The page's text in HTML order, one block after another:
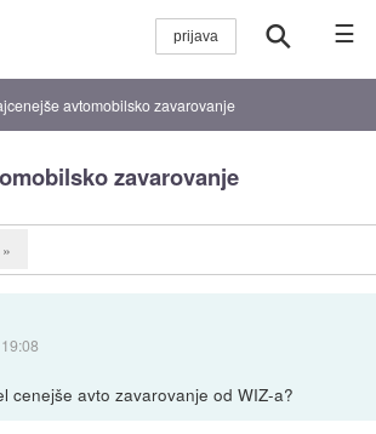
☰
avtomobilsko zavarovanje
zavarovanje
»
cenejše avto zavarovanje od WIZ-a?